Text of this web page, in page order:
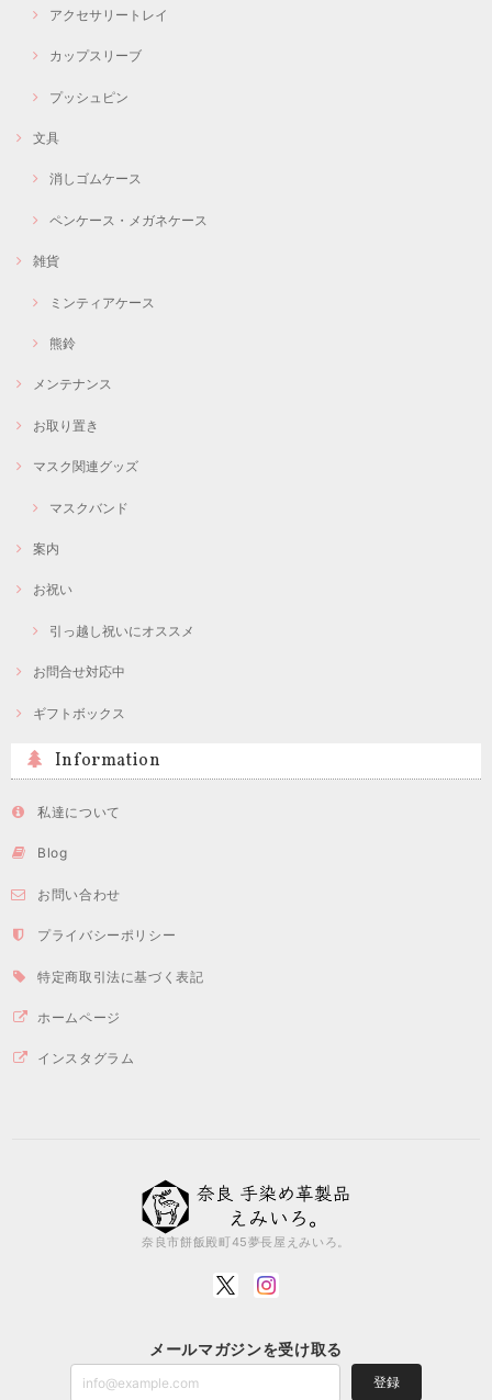
アクセサリートレイ
カップスリーブ
プッシュピン
文具
消しゴムケース
ペンケース・メガネケース
雑貨
ミンティアケース
熊鈴
メンテナンス
お取り置き
マスク関連グッズ
マスクバンド
案内
お祝い
引っ越し祝いにオススメ
お問合せ対応中
ギフトボックス
Information
私達について
Blog
お問い合わせ
プライバシーポリシー
特定商取引法に基づく表記
ホームページ
インスタグラム
奈良市餅飯殿町45夢長屋えみいろ。
メールマガジンを受け取る
登録